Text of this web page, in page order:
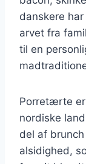
danskere
arvet fra
til en
Porretærte
nordiske
del af
alsidighed,